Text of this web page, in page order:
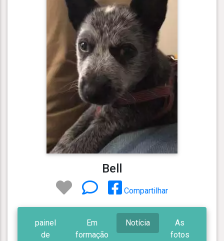
Bell
Compartilhar
painel
de
Em
formação
Notícia
As
fotos